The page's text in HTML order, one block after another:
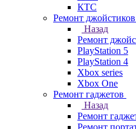
КТС
Ремонт джойстиков
Назад
Ремонт
PlayStation 5
PlayStation 4
Xbox series
Xbox One
Ремонт гаджетов
Назад
Ремонт
Ремонт